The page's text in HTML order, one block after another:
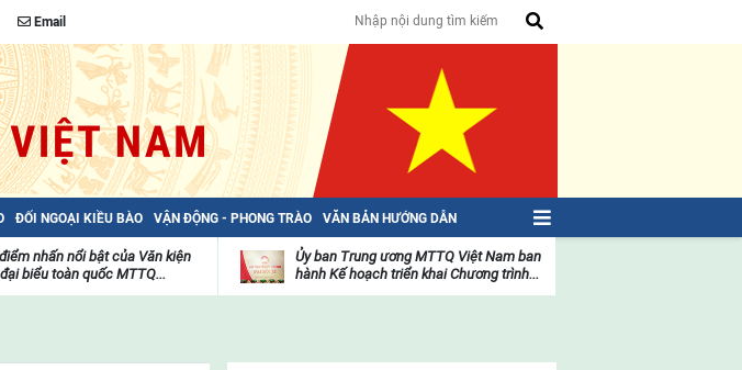
Email
ĐỐI NGOẠI KIỀU BÀO VẬN ĐỘNG - PHONG TRÀO VĂN BẢN HƯỚNG DẪN
nhấn nổi bật của Văn kiện
biểu toàn quốc MTTQ...
Ủy ban Trung ương MTTQ Việt Nam ban
hành Kế hoạch triển khai Chương trình...